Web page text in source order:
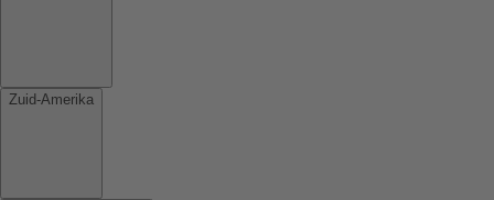
Zuid-Amerika